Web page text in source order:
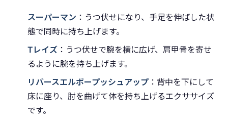
スーパーマン ：うつ伏せになり、手足を伸ばした状
態で同時に持ち上げます。
Tレイズ ：うつ伏せで腕を横に広げ、肩甲骨を寄せ
るように腕を持ち上げます。
リバースエルボープッシュアップ ：背中を下にして
床に座り、肘を曲げて体を持ち上げるエクササイズ
です。